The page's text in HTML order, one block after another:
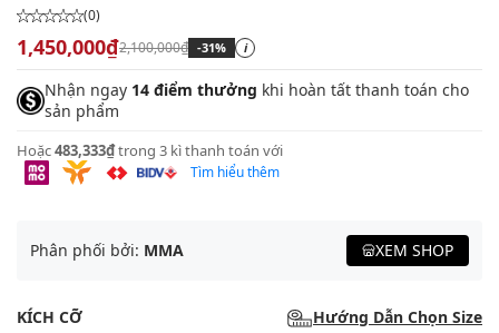
(0)
1,450,000₫2,100,000₫ -31% i
Nhận ngay 14 điểm thưởng khi hoàn tất thanh toán cho
sản phẩm
Hoặc483,333₫trong 3 kì thanh toán với
Tìm hiểu thêm
Phân phối bởi: MMA XEM SHOP
KÍCH CỠ Hướng Dẫn Chọn Size